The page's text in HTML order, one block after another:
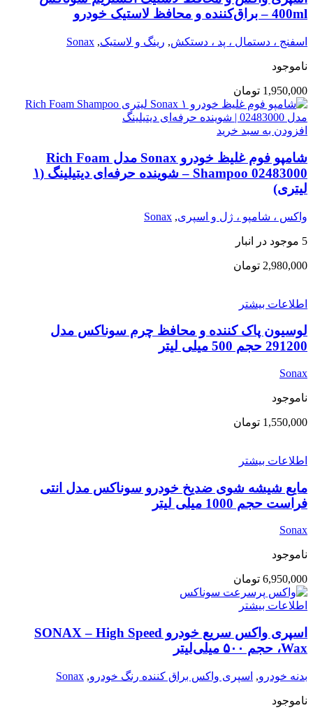
400ml – براق‌کننده و محافظ لاستیک خودرو
اسفنج ، دستمال ، پد ، دستکش, رینگ و لاستیک,
Sonax
ناموجود
1,950,000 تومان
افزودن به سبد خرید
شامپو فوم غلیظ خودرو Sonax مدل Rich Foam
Shampoo 02483000 – شوینده حرفه‌ای دیتیلینگ (۱
لیتری)
واکس ، شامپو ، ژل و اسپری,
Sonax
5 موجود در انبار
2,980,000 تومان
اطلاعات بیشتر
لوسیون پاک کننده و محافظ چرم سوناکس مدل
291200 حجم 500 میلی لیتر
Sonax
ناموجود
1,550,000 تومان
اطلاعات بیشتر
مایع شیشه شوی ضدیخ خودرو سوناکس مدل انتی
فراست حجم 1000 میلی لیتر
Sonax
ناموجود
6,950,000 تومان
اطلاعات بیشتر
اسپری واکس سریع خودرو SONAX – High Speed
Wax، حجم ۵۰۰ میلی‌لیتر
بدنه خودرو, اسپری واکس براق کننده رنگ خودرو,
Sonax
ناموجود